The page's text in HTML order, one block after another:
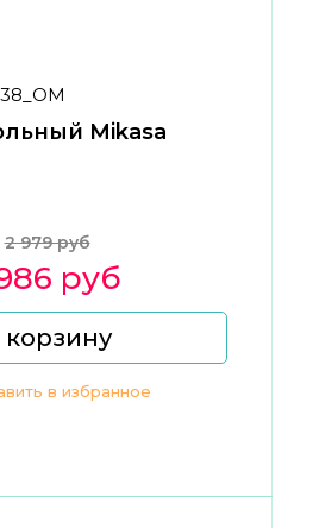
Mikasa
2 979 руб
руб
корзину
в избранное